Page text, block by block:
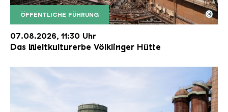
ÖFFENTLICHE FÜHRUNG
Der Erzschrägaufzug der Völklinger Hütte mit
Copyright: Weltkulturerbe Völklinger Hütte | Karl
©
07.08.2026, 11:30 Uhr
Das Weltkulturerbe Völklinger Hütte